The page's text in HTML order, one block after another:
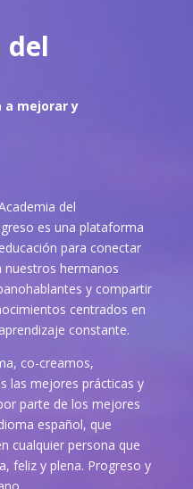
del
a mejorar y
del
es una plataforma
para conectar
nuestros hermanos
y compartir
centrados en
constante.
co-creamos,
las mejores prácticas y
parte de los mejores
español, que
cualquier persona que
feliz y plena. Progreso y